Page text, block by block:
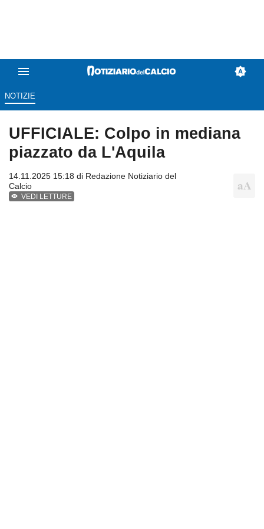
NOTIZIE
UFFICIALE: Colpo in mediana
piazzato da L'Aquila
14.11.2025 15:18 di Redazione Notiziario del
Calcio
VEDI LETTURE